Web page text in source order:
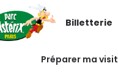
Billetterie
Préparer ma